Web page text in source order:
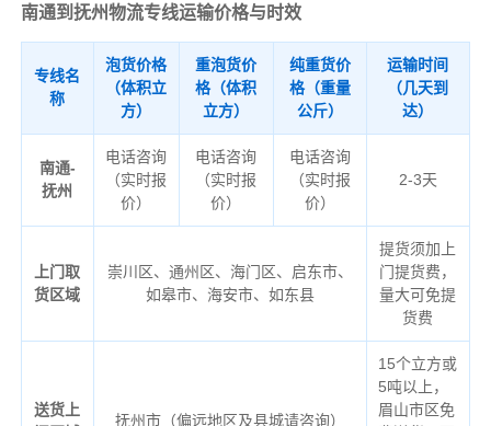
南通到抚州物流专线运输价格与时效
专线名
称
泡货价格
（体积立
方）
重泡货价
格（体积
立方）
纯重货价
格（重量
公斤）
运输时间
（几天到
达）
南通-
抚州
电话咨询
（实时报
价）
电话咨询
（实时报
价）
电话咨询
（实时报
价）
2-3天
上门取
货区域
崇川区、通州区、海门区、启东市、
如皋市、海安市、如东县
提货须加上
门提货费，
量大可免提
货费
送货上
抚州市（偏远地区及县城请咨询）
15个立方或
5吨以上，
眉山市区免